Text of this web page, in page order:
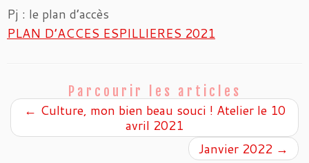
Pj : le plan d’accès
PLAN D’ACCES ESPILLIERES 2021
Parcourir les articles
← Culture, mon bien beau souci ! Atelier le 10
avril 2021
Janvier 2022 →